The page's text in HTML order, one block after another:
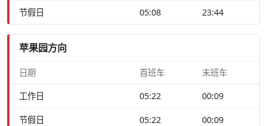
节假日 05:08 23:44
苹果园方向
日期 首班车 末班车
工作日 05:22 00:09
节假日 05:22 00:09